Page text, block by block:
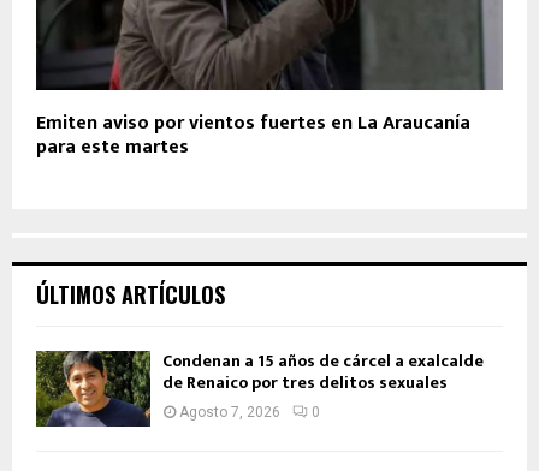
Emiten aviso por vientos fuertes en La Araucanía
para este martes
ÚLTIMOS ARTÍCULOS
Condenan a 15 años de cárcel a exalcalde
de Renaico por tres delitos sexuales
Agosto 7, 2026 0